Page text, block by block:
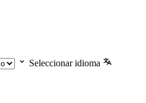
Seleccionar idioma